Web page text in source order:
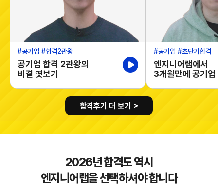
#공기업 #합격2관왕
공기업 합격 2관왕의
비결 엿보기
#공기업 #초단기합격
엔지니어랩에서
3개월만에 공기
합격후기 더 보기 >
2026년 합격도 역시
엔지니어랩을 선택하셔야 합니다